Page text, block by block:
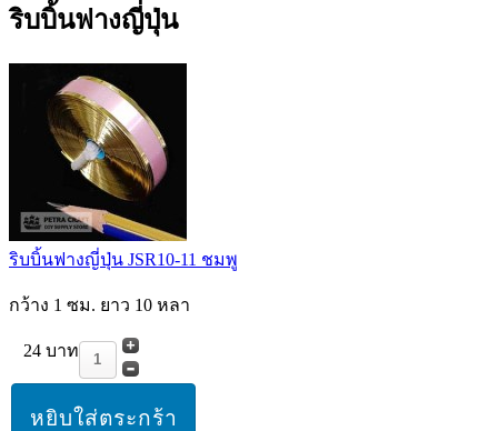
ริบบิ้นฟางญี่ปุ่น
ริบบิ้นฟางญี่ปุ่น JSR10-11 ชมพู
กว้าง 1 ซม. ยาว 10 หลา
24 บาท